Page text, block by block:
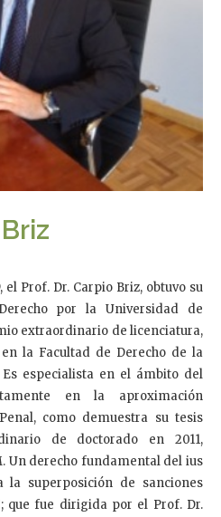
el Prof. Dr. Carpio Briz, obtuvo su
por la Universidad de
extraordinario de licenciatura,
la Facultad de Derecho de la
especialista en el ámbito del
en la aproximación
como demuestra su tesis
de doctorado en 2011,
Un derecho fundamental del ius
superposición de sanciones
que fue dirigida por el Prof. Dr.